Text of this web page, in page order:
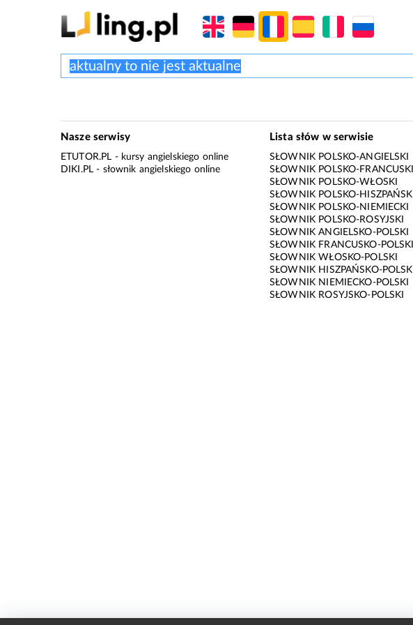
Nasze serwisy
ETUTOR.PL - kursy angielskiego online
DIKI.PL - słownik angielskiego online
Lista słów w serwisie
SŁOWNIK POLSKO-ANGIELSKI
SŁOWNIK POLSKO-FRANCUSKI
SŁOWNIK POLSKO-WŁOSKI
SŁOWNIK POLSKO-HISZPAŃSKI
SŁOWNIK POLSKO-NIEMIECKI
SŁOWNIK POLSKO-ROSYJSKI
SŁOWNIK ANGIELSKO-POLSKI
SŁOWNIK FRANCUSKO-POLSKI
SŁOWNIK WŁOSKO-POLSKI
SŁOWNIK HISZPAŃSKO-POLSKI
SŁOWNIK NIEMIECKO-POLSKI
SŁOWNIK ROSYJSKO-POLSKI